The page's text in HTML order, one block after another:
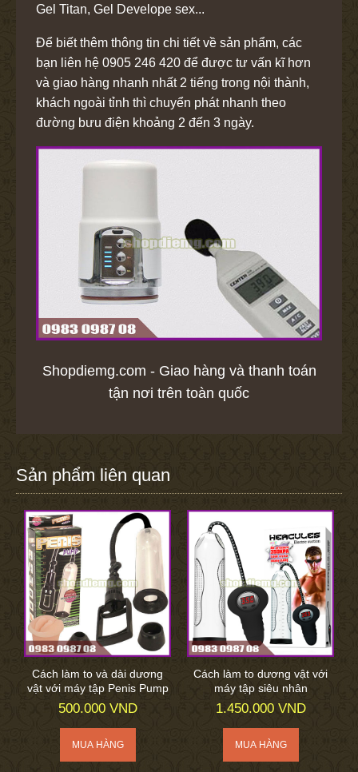
Gel Titan, Gel Develope sex...
Để biết thêm thông tin chi tiết về sản phẩm, các
bạn liên hệ 0905 246 420 để được tư vấn kĩ hơn
và giao hàng nhanh nhất 2 tiếng trong nội thành,
khách ngoài tỉnh thì chuyển phát nhanh theo
đường bưu điện khoảng 2 đến 3 ngày.
Shopdiemg.com - Giao hàng và thanh toán
tận nơi trên toàn quốc
Sản phẩm liên quan
Cách làm to và dài dương
vật với máy tập Penis Pump
500.000 VND
Cách làm to dương vật với
máy tập siêu nhân
1.450.000 VND